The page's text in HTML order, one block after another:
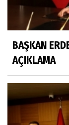
BAŞKAN
AÇIKLAMA